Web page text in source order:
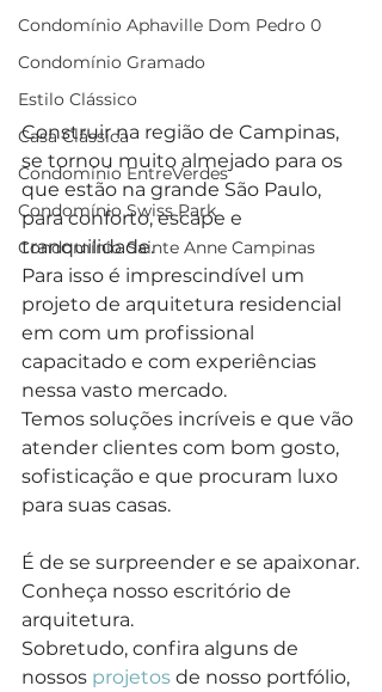
Condomínio Aphaville Dom Pedro 0
Condomínio Gramado
Estilo Clássico
Casa Clássica
Condomínio EntreVerdes
Condomínio Swiss Park
Condomínio Sainte Anne Campinas
Construir na região de Campinas,
se tornou muito almejado para os
que estão na grande São Paulo,
para conforto, escape e
tranquilidade.
Para isso é imprescindível um
projeto de arquitetura residencial
em com um profissional
capacitado e com experiências
nessa vasto mercado.
Temos soluções incríveis e que vão
atender clientes com bom gosto,
sofisticação e que procuram luxo
para suas casas.
É de se surpreender e se apaixonar.
Conheça nosso escritório de
arquitetura.
Sobretudo, confira alguns de
nossos projetos de nosso portfólio,